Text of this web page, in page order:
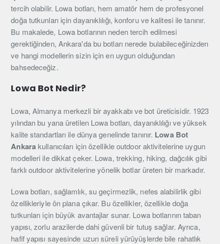
tercih olabilir. Lowa botları, hem amatör hem de profesyonel
doğa tutkunları için dayanıklılığı, konforu ve kalitesi ile tanınır.
Bu makalede, Lowa botlarının neden tercih edilmesi
gerektiğinden, Ankara'da bu botları nerede bulabileceğinizden
ve hangi modellerin sizin için en uygun olduğundan
bahsedeceğiz.
Lowa Bot Nedir?
Lowa, Almanya merkezli bir ayakkabı ve bot üreticisidir. 1923
yılından bu yana üretilen Lowa botları, dayanıklılığı ve yüksek
kalite standartları ile dünya genelinde tanınır. Lowa Bot
Ankara kullanıcıları için özellikle outdoor aktivitelerine uygun
modelleri ile dikkat çeker. Lowa, trekking, hiking, dağcılık gibi
farklı outdoor aktivitelerine yönelik botlar üreten bir markadır.
Lowa botları, sağlamlık, su geçirmezlik, nefes alabilirlik gibi
özellikleriyle ön plana çıkar. Bu özellikler, özellikle doğa
tutkunları için büyük avantajlar sunar. Lowa botlarının taban
yapısı, zorlu arazilerde dahi güvenli bir tutuş sağlar. Ayrıca,
hafif yapısı sayesinde uzun süreli yürüyüşlerde bile rahatlık